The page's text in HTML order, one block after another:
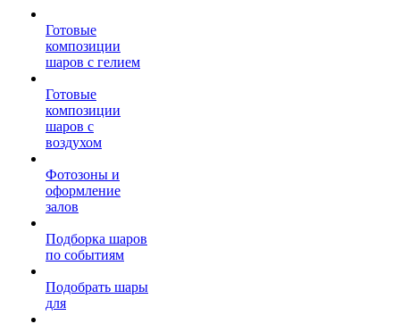
Готовые
композиции
шаров с гелием
Готовые
композиции
шаров с
воздухом
Фотозоны и
оформление
залов
Подборка шаров
по событиям
Подобрать шары
для